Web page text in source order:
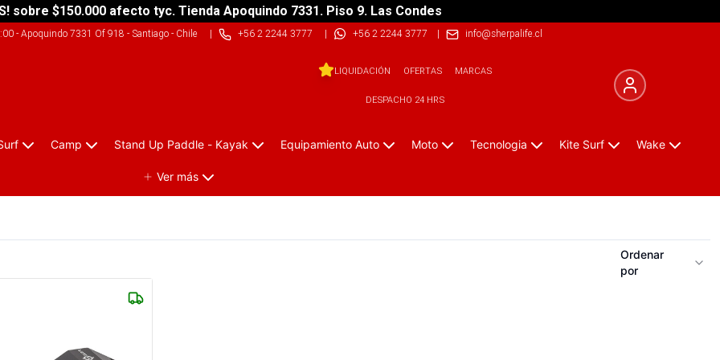
sobre $150.000 afecto tyc. Tienda Apoquindo 7331. Piso 9. Las Condes
- Apoquindo 7331 Of 918 - Santiago - Chile| +56 2 2244 3777 | +56 2 2244 3777 | info@sherpalife.cl
LIQUIDACIÓN OFERTAS MARCAS
DESPACHO 24 HRS
Camp Stand Up Paddle - Kayak Equipamiento Auto Moto Tecnologia Kite Surf Wake
Ver más
Ordenar
por